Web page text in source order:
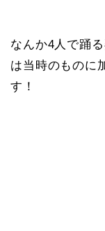
なんか4人で踊
は当時のものに
す！